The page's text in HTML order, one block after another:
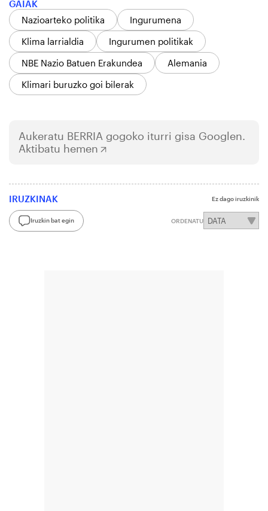
GAIAK
Nazioarteko politika
Ingurumena
Klima larrialdia
Ingurumen politikak
NBE Nazio Batuen Erakundea
Alemania
Klimari buruzko goi bilerak
Aukeratu BERRIA gogoko iturri gisa Googlen.
Aktibatu hemen
IRUZKINAK Ez dago iruzkinik
Iruzkin bat egin ORDENATU